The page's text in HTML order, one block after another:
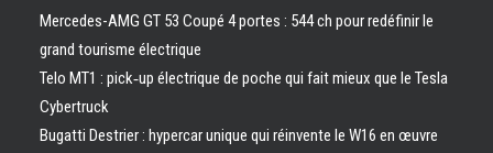
Mercedes-AMG GT 53 Coupé 4 portes : 544 ch pour redéfinir le
grand tourisme électrique
Telo MT1 : pick‑up électrique de poche qui fait mieux que le Tesla
Cybertruck
Bugatti Destrier : hypercar unique qui réinvente le W16 en œuvre